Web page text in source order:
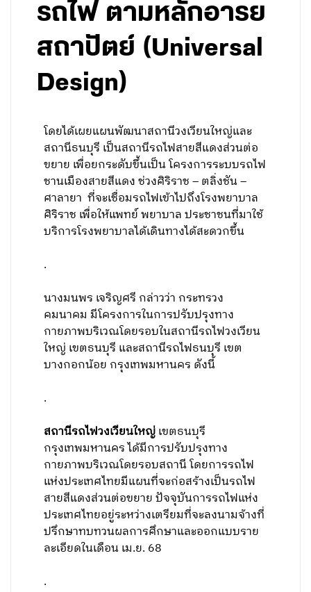
รถไฟ ตามหลักอารย
สถาปัตย์ (Universal
Design)
โดยได้เผยแผนพัฒนาสถานีวงเวียนใหญ่และ
สถานีธนบุรี เป็นสถานีรถไฟสายสีแดงส่วนต่อ
ขยาย เพื่อยกระดับขึ้นเป็น โครงการระบบรถไฟ
ชานเมืองสายสีแดง ช่วงศิริราช – ตลิ่งชัน –
ศาลายา ที่จะเชื่อมรถไฟเข้าไปถึงโรงพยาบาล
ศิริราช เพื่อให้แพทย์ พยาบาล ประชาชนที่มาใช้
บริการโรงพยาบาลได้เดินทางได้สะดวกขึ้น
.
นางมนพร เจริญศรี กล่าวว่า กระทรวง
คมนาคม มีโครงการในการปรับปรุงทาง
กายภาพบริเวณโดยรอบในสถานีรถไฟวงเวียน
ใหญ่ เขตธนบุรี และสถานีรถไฟธนบุรี เขต
บางกอกน้อย กรุงเทพมหานคร ดังนี้
.
สถานีรถไฟวงเวียนใหญ่เขตธนบุรี
กรุงเทพมหานคร ได้มีการปรับปรุงทาง
กายภาพบริเวณโดยรอบสถานี โดยการรถไฟ
แห่งประเทศไทยมีแผนที่จะก่อสร้างเป็นรถไฟ
สายสีแดงส่วนต่อขยาย ปัจจุบันการรถไฟแห่ง
ประเทศไทยอยู่ระหว่างเตรียมที่จะลงนามจ้างที่
ปรึกษาทบทวนผลการศึกษาและออกแบบราย
ละเอียดในเดือน เม.ย. 68
.